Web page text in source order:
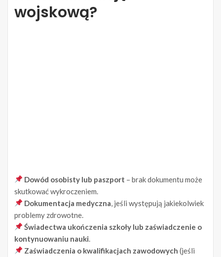
wojskową?
Dowód osobisty lub paszport – brak dokumentu może
skutkować wykroczeniem.
Dokumentacja medyczna, jeśli występują jakiekolwiek
problemy zdrowotne.
Świadectwa ukończenia szkoły lub zaświadczenie o
kontynuowaniu nauki.
Zaświadczenia o kwalifikacjach zawodowych (jeśli